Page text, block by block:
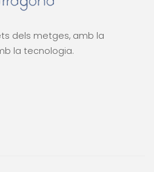
dels metges, amb la
la tecnologia.